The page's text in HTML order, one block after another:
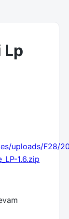
Lp
uploads/F28/
1.6.zip